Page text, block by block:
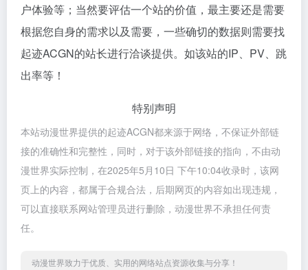
户体验等；当然要评估一个站的价值，最主要还是需要
根据您自身的需求以及需要，一些确切的数据则需要找
起迹ACGN的站长进行洽谈提供。如该站的IP、PV、跳
出率等！
特别声明
本站动漫世界提供的起迹ACGN都来源于网络，不保证外部链
接的准确性和完整性，同时，对于该外部链接的指向，不由动
漫世界实际控制，在2025年5月10日 下午10:04收录时，该网
页上的内容，都属于合规合法，后期网页的内容如出现违规，
可以直接联系网站管理员进行删除，动漫世界不承担任何责
任。
动漫世界致力于优质、实用的网络站点资源收集与分享！